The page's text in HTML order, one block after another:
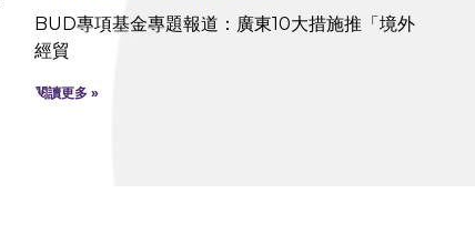
BUD專項基金專題報道：廣東10大措施推「境外
經貿
閱讀更多 »